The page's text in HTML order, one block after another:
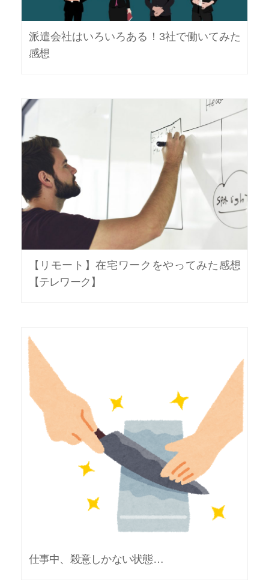
派遣会社はいろいろある！3社で働いてみた
感想
【リモート】在宅ワークをやってみた感想
【テレワーク】
仕事中、殺意しかない状態…